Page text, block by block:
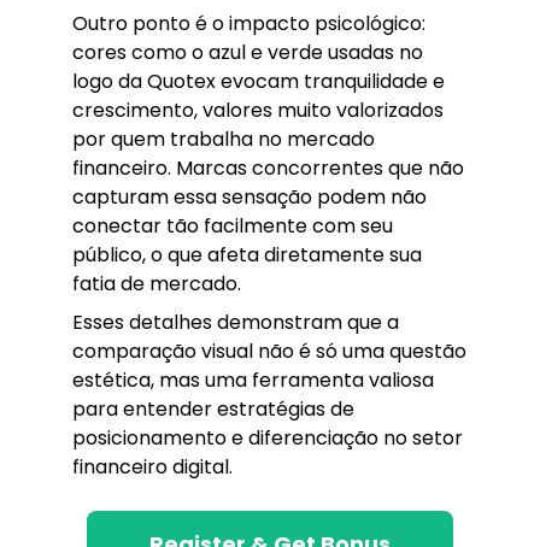
Outro ponto é o impacto psicológico:
cores como o azul e verde usadas no
logo da Quotex evocam tranquilidade e
crescimento, valores muito valorizados
por quem trabalha no mercado
financeiro. Marcas concorrentes que não
capturam essa sensação podem não
conectar tão facilmente com seu
público, o que afeta diretamente sua
fatia de mercado.
Esses detalhes demonstram que a
comparação visual não é só uma questão
estética, mas uma ferramenta valiosa
para entender estratégias de
posicionamento e diferenciação no setor
financeiro digital.